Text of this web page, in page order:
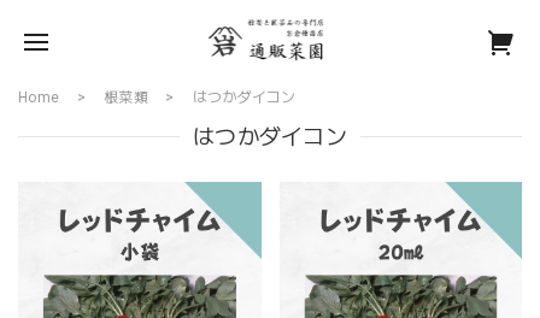
Home 根菜類 はつかダイコン
はつかダイコン